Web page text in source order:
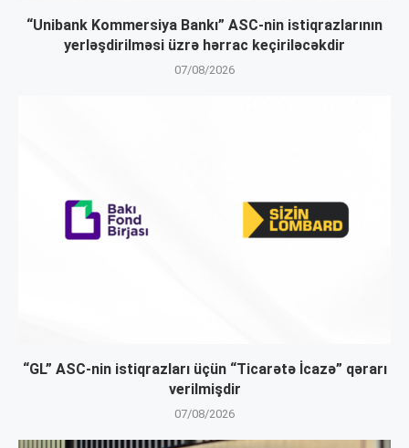
“Unibank Kommersiya Bankı” ASC-nin istiqrazlarının
yerləşdirilməsi üzrə hərrac keçiriləcəkdir
07/08/2026
“GL” ASC-nin istiqrazları üçün “Ticarətə İcazə” qərarı
verilmişdir
07/08/2026